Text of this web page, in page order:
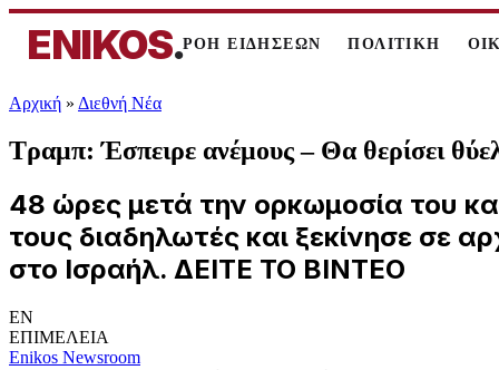
ENIKOS.ΡΟΗ ΕΙΔΗΣΕΩΝ ΠΟΛΙΤΙΚΗ
Αρχική » Διεθνή Νέα
Τραμπ: Έσπειρε ανέμους – Θα θερίσει
48 ώρες μετά την ορκωμοσία του
τους διαδηλωτές και ξεκίνησε σε
στο Ισραήλ. ΔΕΙΤΕ ΤΟ ΒΙΝΤΕΟ
EN
ΕΠΙΜΕΛΕΙΑ
Enikos Newsroom